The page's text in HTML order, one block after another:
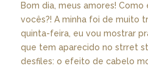
Bom dia, meus amores! Como
vocês?! A minha foi de muito
quinta-feira, eu vou mostrar
que tem aparecido no strret
desfiles: o efeito de cabelo